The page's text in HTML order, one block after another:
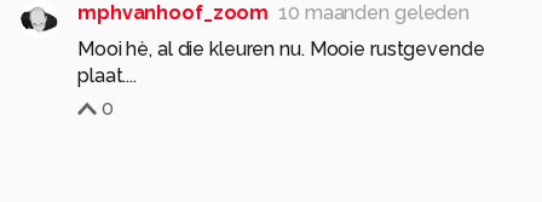
mphvanhoof_zoom 10 maanden geleden
Mooi hè, al die kleuren nu. Mooie rustgevende
plaat....
0